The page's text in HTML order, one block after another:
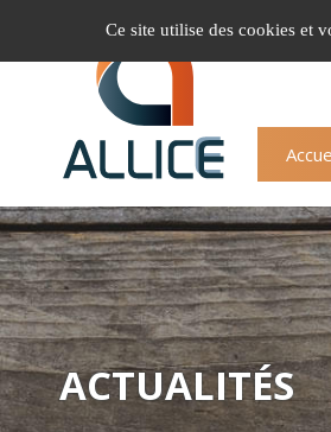
ACTUALITÉS
Ce site utilise des cookies et